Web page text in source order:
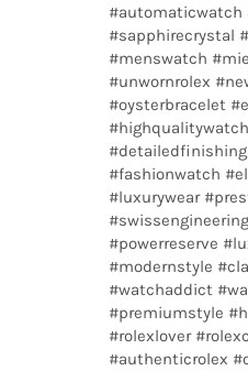
#automaticwatch
#sapphirecrystal
#menswatch
#unwornrolex
#oysterbracelet
#fashionwatch
#luxurywear
#powerreserve
#modernstyle
#watchaddict
#premiumstyle
#rolexlover
#authenticrolex